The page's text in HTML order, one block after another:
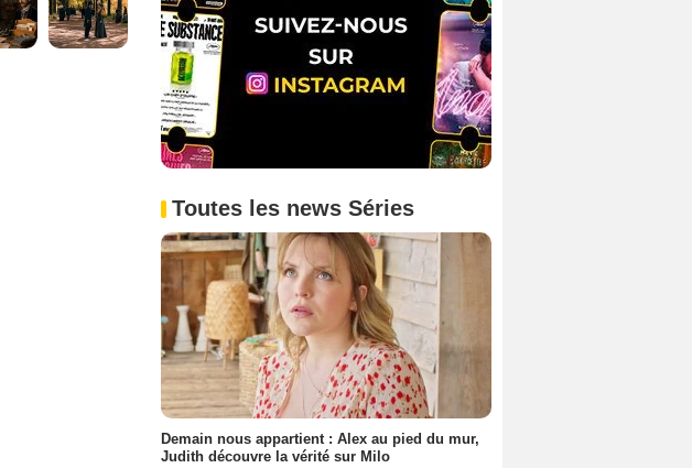
Toutes les news Séries
Demain nous appartient : Alex au pied du mur,
Judith découvre la vérité sur Milo